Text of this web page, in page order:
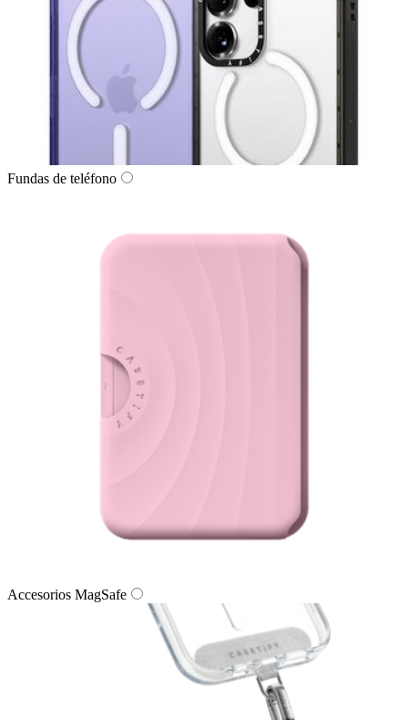
Fundas de teléfono
Accesorios MagSafe